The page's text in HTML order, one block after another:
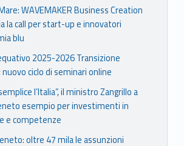
WAVEMAKER Business Creation
la call per start-up e innovatori
blu
2025-2026 Transizione
ciclo di seminari online
l’Italia”, il ministro Zangrillo a
esempio per investimenti in
e competenze
oltre 47 mila le assunzioni